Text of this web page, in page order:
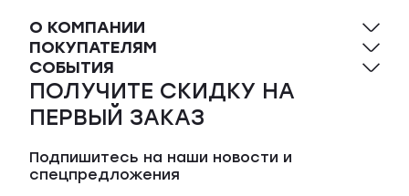
О КОМПАНИИ
ПОКУПАТЕЛЯМ
СОБЫТИЯ
ПОЛУЧИТЕ СКИДКУ НА
ПЕРВЫЙ ЗАКАЗ
Подпишитесь на наши новости и
спецпредложения